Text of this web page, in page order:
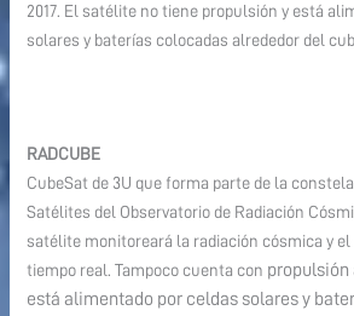
2017. El satélite no tiene propulsión y está
solares y baterías colocadas alrededor del
RADCUBE
CubeSat de 3U que forma parte de la
Satélites del Observatorio de Radiación
satélite monitoreará la radiación cósmica y
tiempo real. Tampoco cuenta con propulsión
está alimentado por celdas solares y